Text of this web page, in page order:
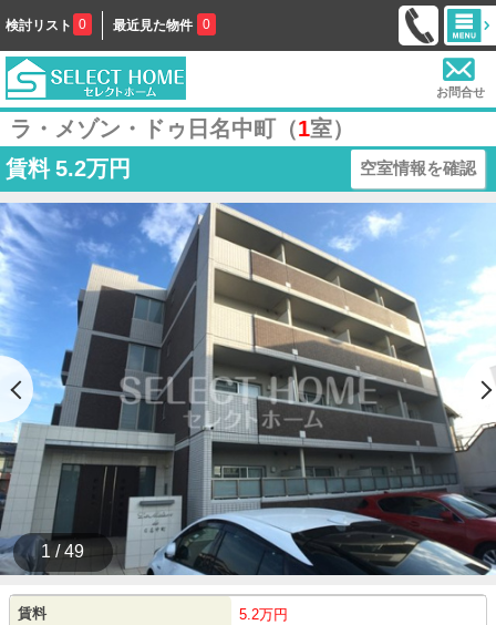
検討リスト 0 最近見た物件 0
お問合せ
ラ・メゾン・ドゥ日名中町（1室）
賃料 5.2万円 空室情報を確認
1 / 49
賃料 5.2万円